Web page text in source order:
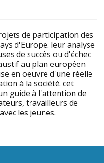
de participation des
d'Europe. leur analyse
de succès ou d'échec
au plan européen
en oeuvre d'une réelle
à la société. cet
guide à l'attention de
travailleurs de
les jeunes.